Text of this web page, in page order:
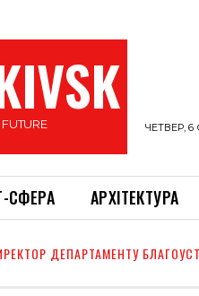
ЧЕТВЕР, 6
СФЕРА АРХІТЕКТУРА
ДЕПАРТАМЕНТУ